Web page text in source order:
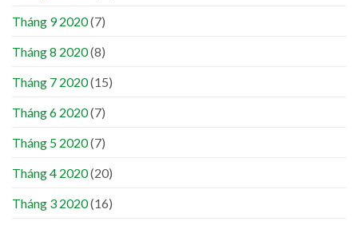
Tháng 9 2020(7)
Tháng 8 2020(8)
Tháng 7 2020(15)
Tháng 6 2020(7)
Tháng 5 2020(7)
Tháng 4 2020(20)
Tháng 3 2020(16)